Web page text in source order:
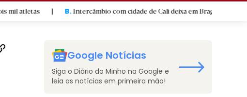
| B.Intercâmbio com cidade de Cali deixa em Braga mural artístico
Google Notícias
Siga o Diário do Minho na Google e
leia as notícias em primeira mão!